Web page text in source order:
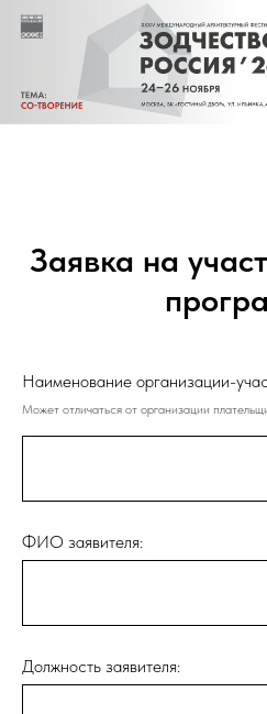
Заявка на
Наименование организации-
Может отличаться от организации
ФИО заявителя:
Должность заявителя: